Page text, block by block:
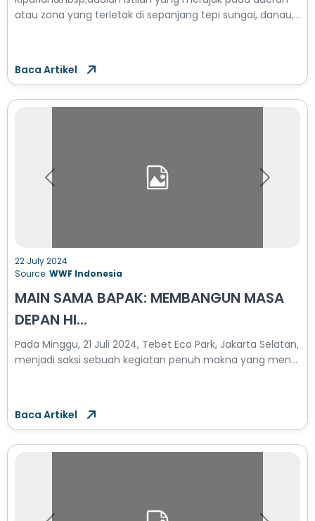
atau zona yang terletak di sepanjang tepi sungai, danau,...
Baca Artikel
Previous Next
22 July 2024
Source: WWF Indonesia
MAIN SAMA BAPAK: MEMBANGUN MASA
DEPAN HI...
Pada Minggu, 21 Juli 2024, Tebet Eco Park, Jakarta Selatan,
menjadi saksi sebuah kegiatan penuh makna yang men...
Baca Artikel